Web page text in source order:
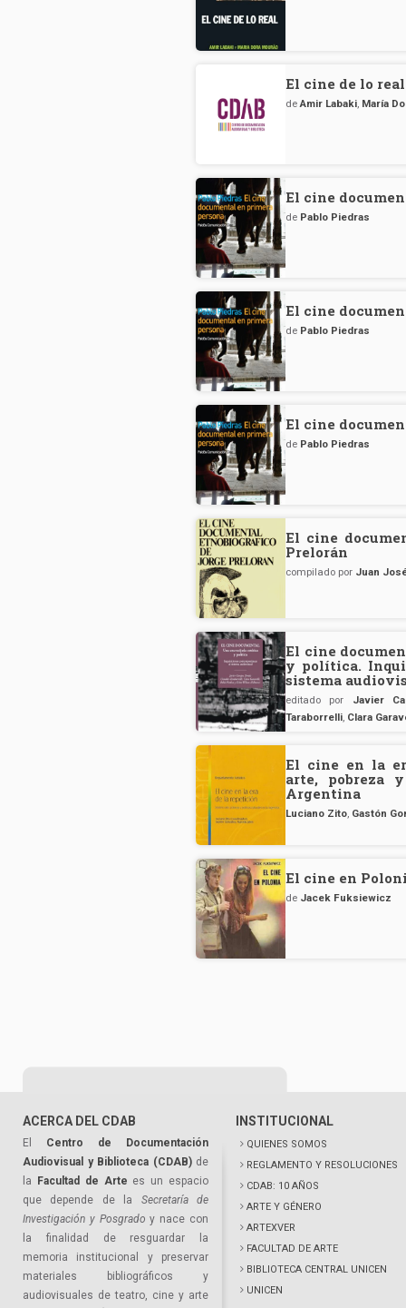
El cine de lo real
deAmir Labaki, María
El cine
de Pablo Piedras
El cine
de Pablo Piedras
El cine
de Pablo Piedras
El cine
Prelorán
compilado por Juan
El cine
y política.
sistema
editado por Javier
Taraborrelli, Clara
El cine en la
arte, pobreza
Argentina
Luciano Zito, Gastón
El cine en
de Jacek Fuksiewicz
ACERCA DEL CDAB
El Centro de Documentación
Audiovisual y Biblioteca (CDAB)de
la
Facultad de Arte es un espacio
que depende de la Secretaría de
Investigación y Posgrado y nace con
la finalidad de resguardar la
memoria institucional y preservar
materiales bibliográficos y
audiovisuales de teatro, cine y arte
INSTITUCIONAL
QUIENES SOMOS
REGLAMENTO Y RESOLUCIONES
CDAB: 10 AÑOS
ARTE Y GÉNERO
ARTEXVER
FACULTAD DE ARTE
BIBLIOTECA CENTRAL UNICEN
UNICEN